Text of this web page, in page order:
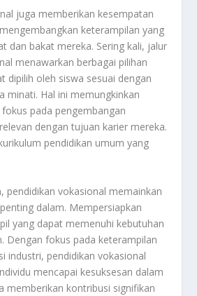
juga memberikan kesempatan
keterampilan yang
dan bakat mereka. Sering kali, jalur
menawarkan berbagai pilihan
dipilih oleh siswa sesuai dengan
minati. Hal ini memungkinkan
pada pengembangan
dengan tujuan karier mereka.
pendidikan umum yang
pendidikan vokasional memainkan
dalam. Mempersiapkan
yang dapat memenuhi kebutuhan
Dengan fokus pada keterampilan
industri, pendidikan vokasional
mencapai kesuksesan dalam
memberikan kontribusi signifikan